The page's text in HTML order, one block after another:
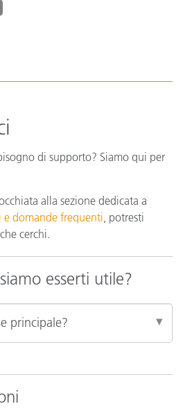
di supporto? Siamo qui per
alla sezione dedicata a
domande frequenti, potresti
cerchi.
esserti utile?